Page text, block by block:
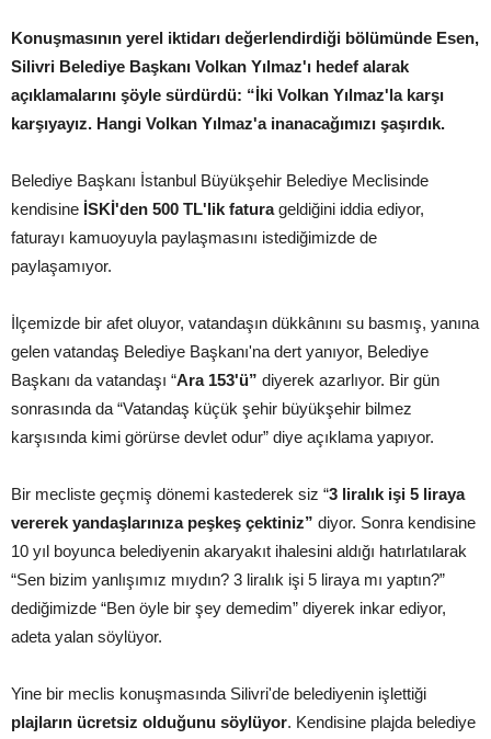
Konuşmasının yerel iktidarı değerlendirdiği bölümünde Esen,
Silivri Belediye Başkanı Volkan Yılmaz'ı hedef alarak
açıklamalarını şöyle sürdürdü: “İki Volkan Yılmaz'la karşı
karşıyayız. Hangi Volkan Yılmaz'a inanacağımızı şaşırdık.
Belediye Başkanı İstanbul Büyükşehir Belediye Meclisinde
kendisine İSKİ'den 500 TL'lik faturageldiğini iddia ediyor,
faturayı kamuoyuyla paylaşmasını istediğimizde de
paylaşamıyor.
İlçemizde bir afet oluyor, vatandaşın dükkânını su basmış, yanına
gelen vatandaş Belediye Başkanı'na dert yanıyor, Belediye
Başkanı da vatandaşı “Ara 153'ü” diyerek azarlıyor. Bir gün
sonrasında da “Vatandaş küçük şehir büyükşehir bilmez
karşısında kimi görürse devlet odur” diye açıklama yapıyor.
Bir mecliste geçmiş dönemi kastederek siz “3 liralık işi 5 liraya
vererek yandaşlarınıza peşkeş çektiniz” diyor. Sonra kendisine
10 yıl boyunca belediyenin akaryakıt ihalesini aldığı hatırlatılarak
“Sen bizim yanlışımız mıydın? 3 liralık işi 5 liraya mı yaptın?”
dediğimizde “Ben öyle bir şey demedim” diyerek inkar ediyor,
adeta yalan söylüyor.
Yine bir meclis konuşmasında Silivri'de belediyenin işlettiği
plajların ücretsiz olduğunu söylüyor. Kendisine plajda belediye